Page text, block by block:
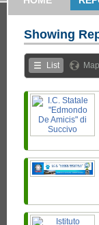
Showing
List Map